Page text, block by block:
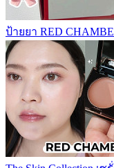
ป้ายยา RED